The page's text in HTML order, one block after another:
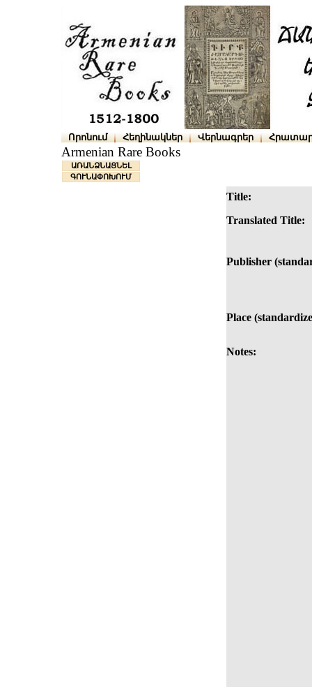
Որոնում Հեղինակներ Վերնագրեր
Armenian Rare Books
ԱՌԱՆՁՆԱՑՆԵԼ
ԳՈՒՆԱՓՈԽՈՒՄ
Title:
Translated Title:
Publisher
Place
Notes: